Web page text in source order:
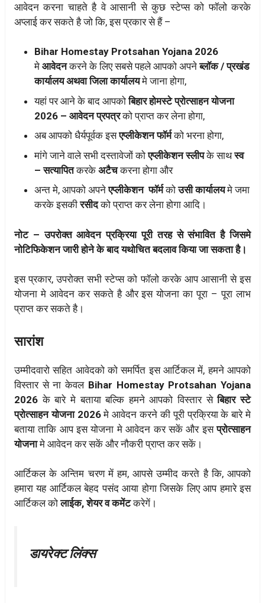
आवेदन करना चाहते है वे आसानी से कुछ स्टेप्स को फॉलो करके
अप्लाई कर सकते है जो कि, इस प्रकार से हैं –
Bihar Homestay Protsahan Yojana 2026
मे आवेदनकरने के लिए सबसे पहले आपको अपनेब्लॉक / प्रखंड
कार्यालय अथवा जिला कार्यालयमे जाना होगा,
यहां पर आने के बाद आपकोबिहार होमस्टे प्रोत्साहन योजना
2026 – आवेदन प्रपत्रको प्राप्त कर लेना होगा,
अब आपको धैर्यपूर्वक इसएप्लीकेशन फॉर्मको भरना होगा,
मांगे जाने वाले सभी दस्तावेजों कोएप्लीकेशन स्लीपके साथस्व
– सत्यापितकरके अटैचकरना होगा और
अन्त मे, आपको अपनेएप्लीकेशन फॉर्मकोउसी कार्यालयमे जमा
करके इसकीरसीदको प्राप्त कर लेना होगा आदि।
नोट – उपरोक्त आवेदन प्रक्रिया पूरी तरह से संभावित है जिसमे
नोटिफिकेशन जारी होने के बाद यथोचित बदलाव किया जा सकता है।
इस प्रकार, उपरोक्त सभी स्टेप्स को फॉलो करके आप आसानी से इस
योजना मे आवेदन कर सकते है और इस योजना का पूरा – पूरा लाभ
प्राप्त कर सकते है।
सारांश
उम्मीदवारो सहित आवेदको को समर्पित इस आर्टिकल में, हमने आपको
विस्तार से ना केवल Bihar Homestay Protsahan Yojana
2026 के बारे मे बताया बल्कि हमने आपको विस्तार सेबिहारस्टे
प्रोत्साहन योजना 2026मे आवेदन करने की पूरी प्रक्रिया के बारे मे
बताया ताकि आप इस योजना मे आवेदन कर सकें और इसप्रोत्साहन
योजनामे आवेदन कर सकें और नौकरी प्राप्त कर सकें।
आर्टिकल के अन्तिम चरण में हम, आपसे उम्मीद करते है कि, आपको
हमारा यह आर्टिकल बेहद पसंद आया होगा जिसके लिए आप हमारे इस
आर्टिकल कोलाईक, शेयर व कमेंटकरेगें।
डायरेक्ट लिंक्स